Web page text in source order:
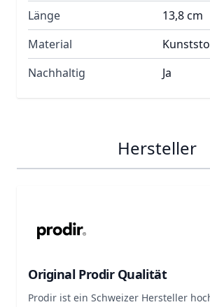
Länge
13,8 cm
Material
Nachhaltig
Ja
Hersteller
Original Prodir Qualität
Prodir ist ein Schweizer Hersteller